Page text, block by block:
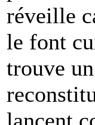
réveille
le font
trouve